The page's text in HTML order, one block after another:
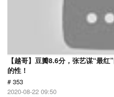
【越哥】豆瓣8.6分，张艺谋“最
的性！
# 353
2020-08-22 09:50